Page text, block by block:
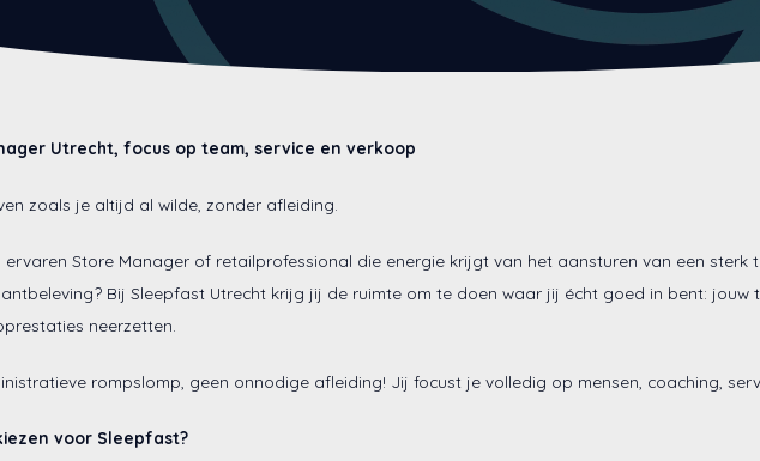
Utrecht, focus op team, service en verkoop
zoals je altijd al wilde, zonder afleiding.
ervaren Store Manager of retailprofessional die energie krijgt van het aansturen van een sterk
Bij Sleepfast Utrecht krijg jij de ruimte om te doen waar jij écht goed in bent: jouw
neerzetten.
rompslomp, geen onnodige afleiding! Jij focust je volledig op mensen, coaching,
voor Sleepfast?